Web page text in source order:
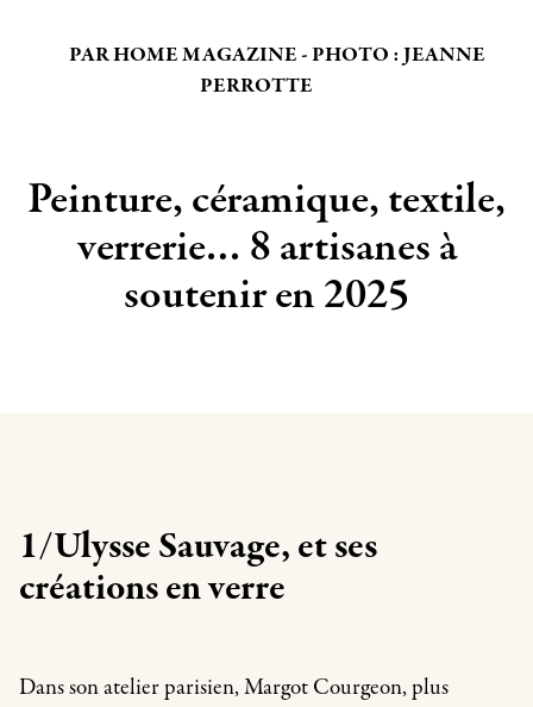
PAR HOME MAGAZINE - PHOTO : JEANNE
PERROTTE
Peinture, céramique, textile,
verrerie… 8 artisanes à
soutenir en 2025
1/Ulysse Sauvage, et ses
créations en verre
Dans son atelier parisien, Margot Courgeon, plus